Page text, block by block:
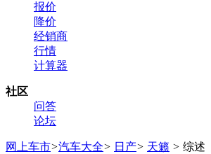
报价
降价
经销商
行情
计算器
社区
问答
论坛
网上车市>汽车大全> 日产> 天籁 > 综述